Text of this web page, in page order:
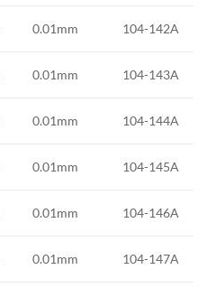
0.01mm 104-142A
0.01mm 104-143A
0.01mm 104-144A
0.01mm 104-145A
0.01mm 104-146A
0.01mm 104-147A